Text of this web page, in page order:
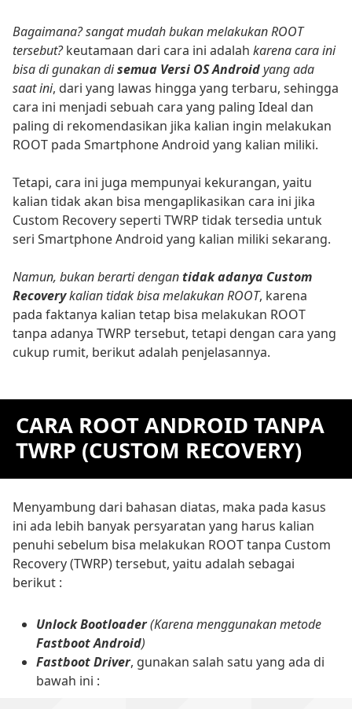
Bagaimana?sangat mudah bukan melakukan ROOT
tersebut?keutamaan dari cara ini adalah karena cara ini
bisa di gunakan disemua Versi OS Androidyang ada
saat ini, dari yang lawas hingga yang terbaru, sehingga
cara ini menjadi sebuah cara yang paling Ideal dan
paling di rekomendasikan jika kalian ingin melakukan
ROOT pada Smartphone Android yang kalian miliki.
Tetapi, cara ini juga mempunyai kekurangan, yaitu
kalian tidak akan bisa mengaplikasikan cara ini jika
Custom Recovery seperti TWRP tidak tersedia untuk
seri Smartphone Android yang kalian miliki sekarang.
Namun, bukan berarti dengantidak adanya Custom
Recoverykalian tidak bisa melakukan ROOT, karena
pada faktanya kalian tetap bisa melakukan ROOT
tanpa adanya TWRP tersebut, tetapi dengan cara yang
cukup rumit, berikut adalah penjelasannya.
CARA ROOT ANDROID TANPA
TWRP (CUSTOM RECOVERY)
Menyambung dari bahasan diatas, maka pada kasus
ini ada lebih banyak persyaratan yang harus kalian
penuhi sebelum bisa melakukan ROOT tanpa Custom
Recovery (TWRP) tersebut, yaitu adalah sebagai
berikut :
Unlock Bootloader(Karena menggunakan metode
Fastboot Android)
Fastboot Driver, gunakan salah satu yang ada di
bawah ini :